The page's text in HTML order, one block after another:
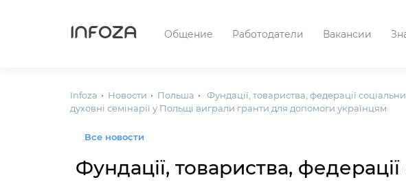
INFOZA Общение Работодатели Вакансии
Infoza Новости Польша
Фундації, товариства, федерації
духовні семінарії у Польщі виграли гранти для допомоги українцям
Все новости
Фундації, товариства,